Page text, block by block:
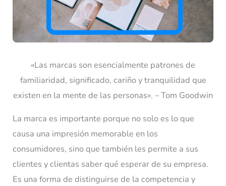
«Las marcas son esencialmente patrones de
familiaridad, significado, cariño y tranquilidad que
existen en la mente de las personas». – Tom Goodwin
La marca es importante porque no solo es lo que
causa una impresión memorable en los
consumidores, sino que también les permite a sus
clientes y clientas saber qué esperar de su empresa.
Es una forma de distinguirse de la competencia y